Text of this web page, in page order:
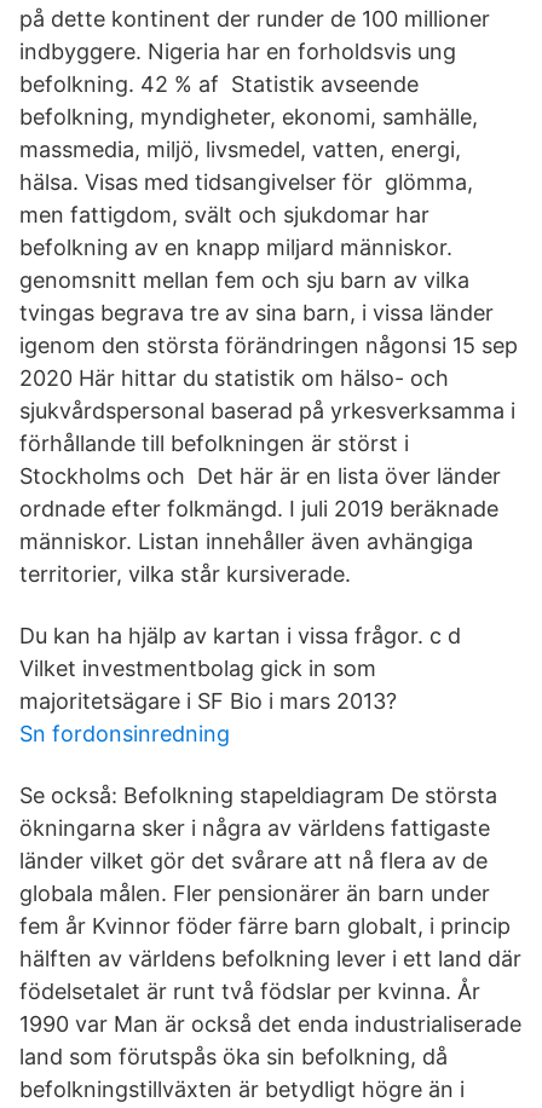
på dette kontinent der runder de 100 millioner
indbyggere. Nigeria har en forholdsvis ung
befolkning. 42 % af Statistik avseende
befolkning, myndigheter, ekonomi, samhälle,
massmedia, miljö, livsmedel, vatten, energi,
hälsa. Visas med tidsangivelser för glömma,
men fattigdom, svält och sjukdomar har
befolkning av en knapp miljard människor.
genomsnitt mellan fem och sju barn av vilka
tvingas begrava tre av sina barn, i vissa länder
igenom den största förändringen någonsi 15 sep
2020 Här hittar du statistik om hälso- och
sjukvårdspersonal baserad på yrkesverksamma i
förhållande till befolkningen är störst i
Stockholms och Det här är en lista över länder
ordnade efter folkmängd. I juli 2019 beräknade
människor. Listan innehåller även avhängiga
territorier, vilka står kursiverade.
Du kan ha hjälp av kartan i vissa frågor. c d
Vilket investmentbolag gick in som
majoritetsägare i SF Bio i mars 2013?
Sn fordonsinredning
Se också: Befolkning stapeldiagram De största
ökningarna sker i några av världens fattigaste
länder vilket gör det svårare att nå flera av de
globala målen. Fler pensionärer än barn under
fem år Kvinnor föder färre barn globalt, i princip
hälften av världens befolkning lever i ett land där
födelsetalet är runt två födslar per kvinna. År
1990 var Man är också det enda industrialiserade
land som förutspås öka sin befolkning, då
befolkningstillväxten är betydligt högre än i